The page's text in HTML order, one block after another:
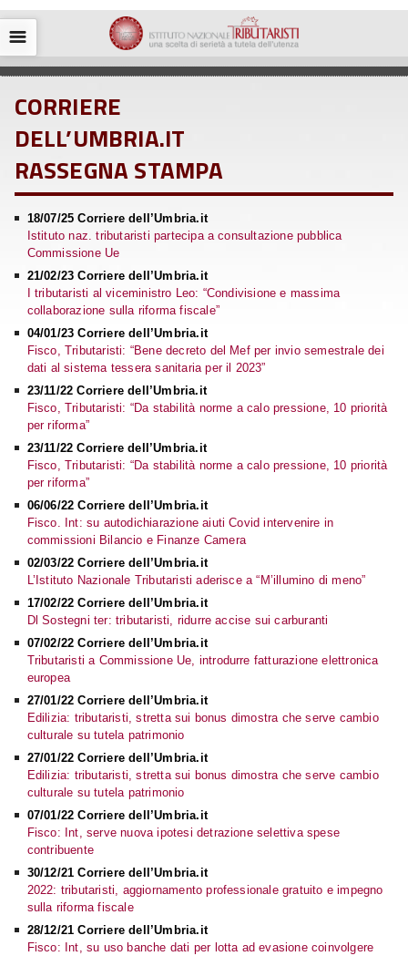
☰
CORRIERE
DELL’UMBRIA.IT
RASSEGNA STAMPA
18/07/25 Corriere dell’Umbria.it
Istituto naz. tributaristi partecipa a consultazione pubblica
Commissione Ue
21/02/23 Corriere dell’Umbria.it
I tributaristi al viceministro Leo: “Condivisione e massima
collaborazione sulla riforma fiscale”
04/01/23 Corriere dell’Umbria.it
Fisco, Tributaristi: “Bene decreto del Mef per invio semestrale dei
dati al sistema tessera sanitaria per il 2023”
23/11/22 Corriere dell’Umbria.it
Fisco, Tributaristi: “Da stabilità norme a calo pressione, 10 priorità
per riforma”
23/11/22 Corriere dell’Umbria.it
Fisco, Tributaristi: “Da stabilità norme a calo pressione, 10 priorità
per riforma”
06/06/22 Corriere dell’Umbria.it
Fisco. Int: su autodichiarazione aiuti Covid intervenire in
commissioni Bilancio e Finanze Camera
02/03/22 Corriere dell’Umbria.it
L’Istituto Nazionale Tributaristi aderisce a “M’illumino di meno”
17/02/22 Corriere dell’Umbria.it
Dl Sostegni ter: tributaristi, ridurre accise sui carburanti
07/02/22 Corriere dell’Umbria.it
Tributaristi a Commissione Ue, introdurre fatturazione elettronica
europea
27/01/22 Corriere dell’Umbria.it
Edilizia: tributaristi, stretta sui bonus dimostra che serve cambio
culturale su tutela patrimonio
27/01/22 Corriere dell’Umbria.it
Edilizia: tributaristi, stretta sui bonus dimostra che serve cambio
culturale su tutela patrimonio
07/01/22 Corriere dell’Umbria.it
Fisco: Int, serve nuova ipotesi detrazione selettiva spese
contribuente
30/12/21 Corriere dell’Umbria.it
2022: tributaristi, aggiornamento professionale gratuito e impegno
sulla riforma fiscale
28/12/21 Corriere dell’Umbria.it
Fisco: Int, su uso banche dati per lotta ad evasione coinvolgere